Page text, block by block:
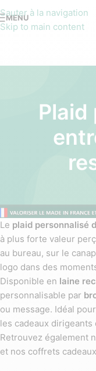
Sauter à la navigation
Skip to main content
MENU
Plaid
Le plaid personnalisé
à plus forte valeur
au bureau, sur le
logo dans des
Disponible en laine
personnalisable par
ou message. Idéal
les cadeaux
Retrouvez également
et nos coffrets